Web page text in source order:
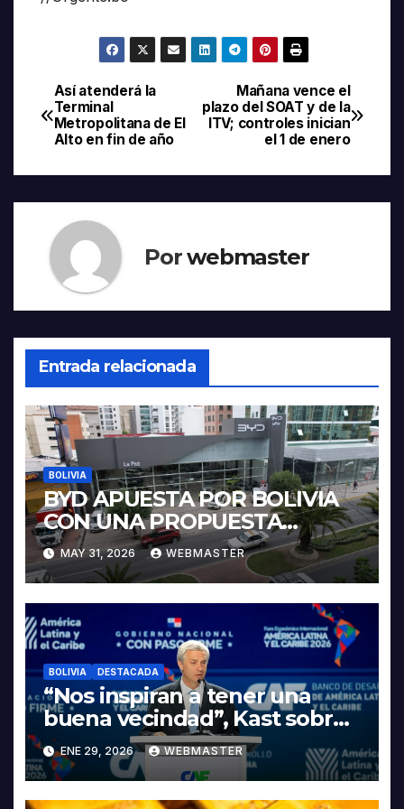
Navegación
de
entradas
Mañana vence el
plazo del SOAT y de la
ITV; controles inician
el 1 de enero
Así atenderá la
Terminal
Metropolitana de El
Alto en fin de año
Porwebmaster
Entrada relacionada
BOLIVIA
BYD APUESTA POR BOLIVIA
CON UNA PROPUESTA
INTEGRAL PARA IMPULSAR
LA ELECTROMOVILIDAD Y LA
INDUSTRIALIZACIÓN DEL
LITIO
MAY 31, 2026 WEBMASTER
BOLIVIA DESTACADA
“Nos inspiran a tener una
buena vecindad”, Kast sobre
discurso del presidente
Rodrigo Paz
ENE 29, 2026 WEBMASTER